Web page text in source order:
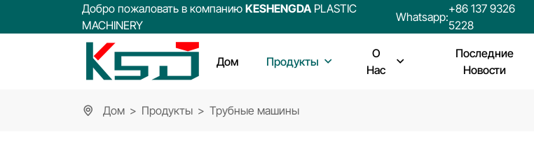
Добро пожаловать в компанию KESHENGDAPLASTIC
MACHINERY
Whatsapp:
+86 137 9326
5228
Дом Продукты
О
Нас
Последние
Новости
Дом Продукты Трубные машины